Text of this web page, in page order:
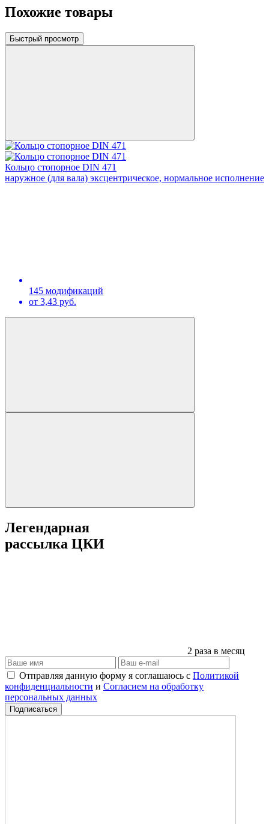
Похожие товары
Быстрый просмотр
Кольцо стопорное DIN 471
наружное (для вала) эксцентрическое, нормальное исполнение
145 модификаций
от 3,43 руб.
Легендарная
рассылка ЦКИ
2 раза в месяц
Отправляя данную форму я соглашаюсь с Политикой
конфиденциальности и Согласием на обработку
персональных данных
Подписаться